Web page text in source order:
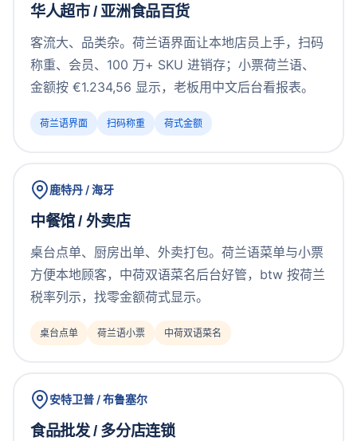
华人超市 / 亚洲食品百货
客流大、品类杂。荷兰语界面让本地店员上手，扫码
称重、会员、100 万+ SKU 进销存；小票荷兰语、
金额按 €1.234,56 显示，老板用中文后台看报表。
荷兰语界面 扫码称重 荷式金额
鹿特丹 / 海牙
中餐馆 / 外卖店
桌台点单、厨房出单、外卖打包。荷兰语菜单与小票
方便本地顾客，中荷双语菜名后台好管，btw 按荷兰
税率列示，找零金额荷式显示。
桌台点单 荷兰语小票 中荷双语菜名
安特卫普 / 布鲁塞尔
食品批发 / 多分店连锁